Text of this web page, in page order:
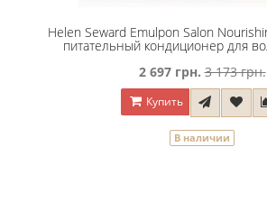
Helen Seward Emulpon Salon
питательный кондиционер для
2 697 грн. 3 173 грн.
Купить
В наличии